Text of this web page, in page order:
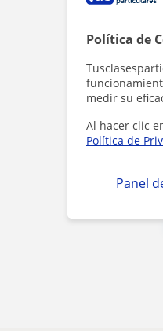
Política de
medir su
Al hacer clic
Política de
Panel